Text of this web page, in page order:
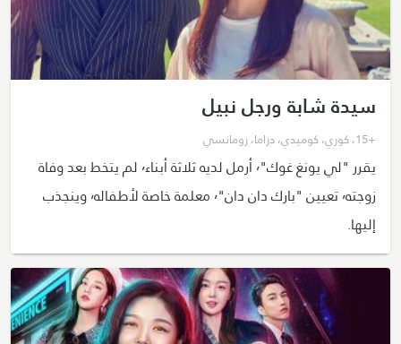
سيدة شابة ورجل نبيل
+15 ، كوري، كوميدي،دراما، رومانسي
يقرر "لي يونغ غوك"٬ أرمل لديه ثلاثة أبناء٬ لم يتخط بعد وفاة
زوجته٬ تعيين "بارك دان دان"٬ معلمة خاصة لأطفاله٬ وينجذب
إليها.